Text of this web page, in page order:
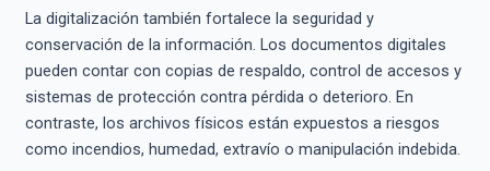
La digitalización también fortalece la seguridad y
conservación de la información. Los documentos digitales
pueden contar con copias de respaldo, control de accesos y
sistemas de protección contra pérdida o deterioro. En
contraste, los archivos físicos están expuestos a riesgos
como incendios, humedad, extravío o manipulación indebida.